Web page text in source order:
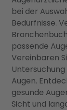
bei der
Bedürfnisse.
passende
Vereinbaren
Augen.
gesunde
Sicht und